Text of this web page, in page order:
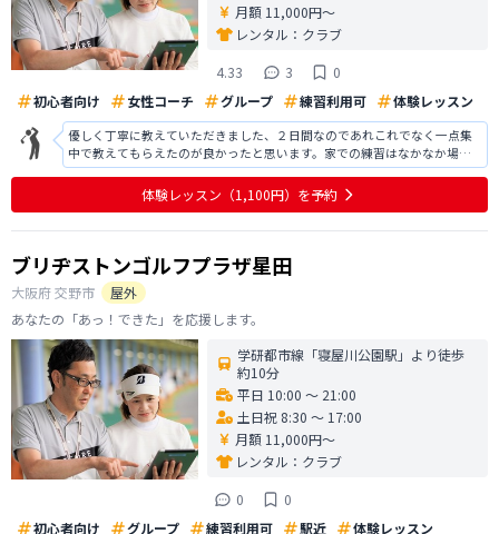
月額 11,000円〜
レンタル： クラブ
4.33
3
0
初心者向け
女性コーチ グループ 練習利用可 体験レッスン
優しく丁寧に教えていただきました、２日間なのであれこれでなく一点集
中で教えてもらえたのが良かったと思います。家での練習はなかなか場所
が無く２回くらいしか出来ませんでした、それでもフォームが良くなった
と褒められて嬉しかったです。これからも言われたことを忘れないように
体にくせづけられるように続けていきた
体験レッスン （1,100円） を予約
ブリヂストンゴルフプラザ星田
大阪府交野市
屋外
あなたの「あっ！できた」を応援します。
学研都市線「寝屋川公園駅」より徒歩
約10分
平日 10:00 〜 21:00
土日祝 8:30 〜 17:00
月額 11,000円〜
レンタル： クラブ
0
0
初心者向け
グループ 練習利用可 駅近 体験レッスン